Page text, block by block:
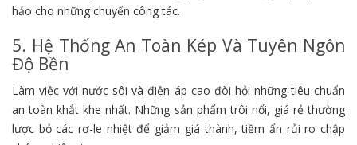
hảo cho những chuyến công tác.
5. Hệ Thống An Toàn Kép Và Tuyên Ngôn
Độ Bền
Làm việc với nước sôi và điện áp cao đòi hỏi những tiêu chuẩn
an toàn khắt khe nhất. Những sản phẩm trôi nổi, giá rẻ thường
lược bỏ các rơ-le nhiệt để giảm giá thành, tiềm ẩn rủi ro chập